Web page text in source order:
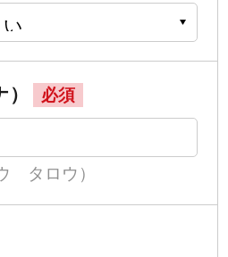
必須
タロウ）